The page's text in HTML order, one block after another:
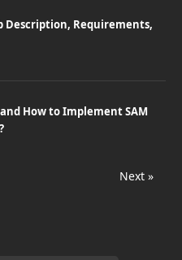
Description, Requirements,
How to Implement SAM
Next »